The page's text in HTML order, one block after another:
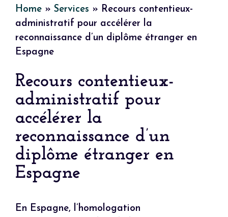
Home » Services » Recours contentieux-
administratif pour accélérer la
reconnaissance d’un diplôme étranger en
Espagne
Recours contentieux-
administratif pour
accélérer la
reconnaissance d’un
diplôme étranger en
Espagne
En Espagne, l’homologation